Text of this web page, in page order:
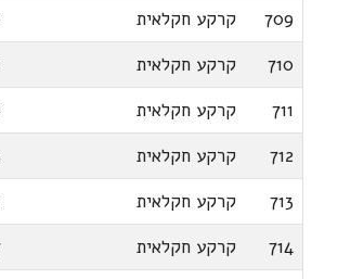
709
קרקע חקלאית
710
קרקע חקלאית
711
קרקע חקלאית
712
קרקע חקלאית
713
קרקע חקלאית
714
קרקע חקלאית